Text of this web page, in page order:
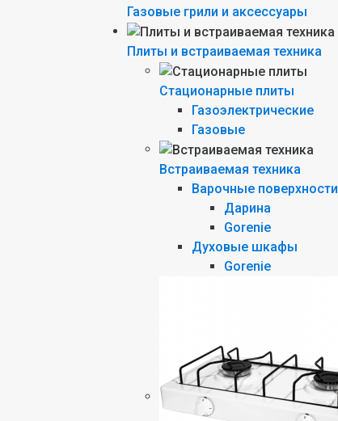
Газовые грили и аксессуары
Плиты и встраиваемая техника
Стационарные плиты
Газоэлектрические
Газовые
Встраиваемая техника
Варочные поверхности
Дарина
Gorenie
Духовые шкафы
Gorenie